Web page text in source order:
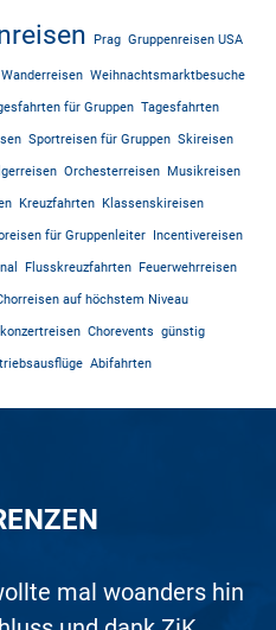
Prag Gruppenreisen USA
Wanderreisen Weihnachtsmarktbesuche
für Gruppen Tagesfahrten
Sportreisen für Gruppen Skireisen
Orchesterreisen Musikreisen
Kreuzfahrten Klassenskireisen
für Gruppenleiter Incentivereisen
Flusskreuzfahrten Feuerwehrreisen
auf höchstem Niveau
Chorevents günstig
Abifahrten
mal woanders hin
Mal in Rom. Die
Reise mit gutem
Es geht kaum
USA/Kanada-
war dieser Ausflug